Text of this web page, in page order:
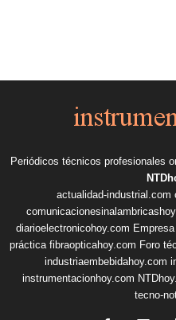
Periódicos técnicos profesionales
actualidad-industrial.com
diarioelectronicohoy.com
práctica fibraopticahoy.com Foro
industriaembebidahoy.com
instrumentacionhoy.com
tecno-